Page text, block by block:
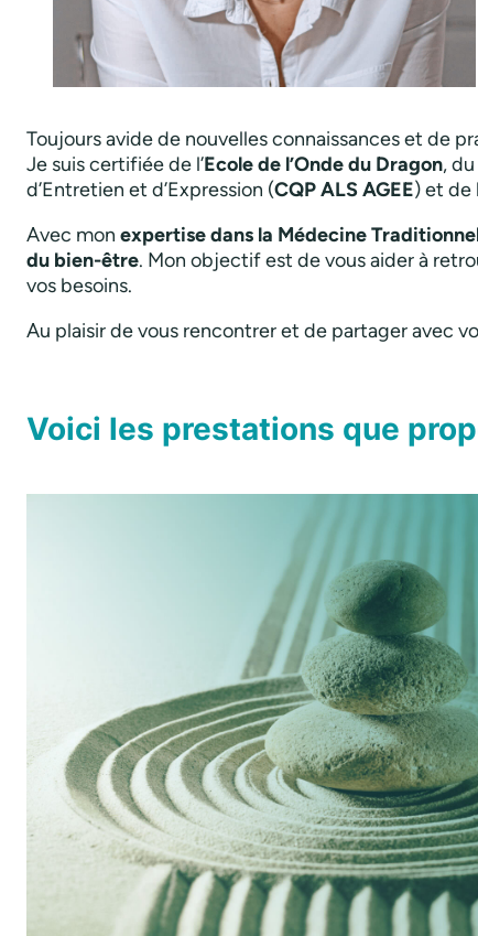
Toujours avide de nouvelles connaissances et de
Je suis certifiée de l’Ecole de l’Onde du Dragon, du
d’Entretien et d’Expression (CQP ALS AGEE) et de
Avec mon expertise dans la Médecine
du bien-être. Mon objectif est de vous aider à
vos besoins.
Au plaisir de vous rencontrer et de partager avec
Voici les prestations que